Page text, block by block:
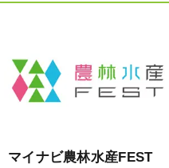
マイナビ農林水産FEST